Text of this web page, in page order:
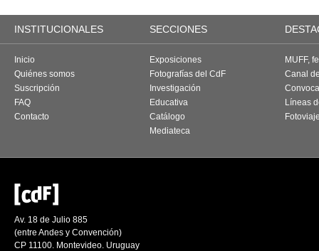
INSTITUCIONALES SECCIONES
Inicio
Quiénes somos
Suscripción
FAQ
Contacto
Exposiciones
Fotografías del CdF
Investigación
Educativa
Catálogo
Mediateca
MUFF,
Canal
Líneas
Av. 18 de Julio 885
(entre Andes y Convención)
CP 11100. Montevideo. Uruguay